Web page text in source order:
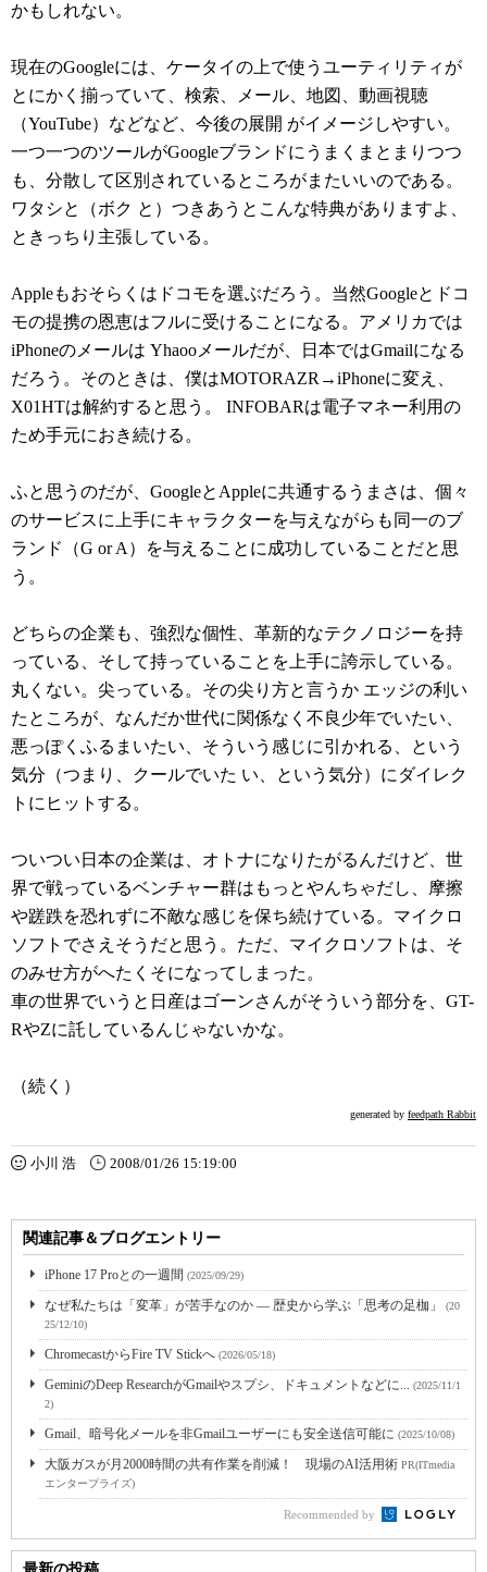
かもしれない。
現在のGoogleには、ケータイの上で使うユーティリティが
とにかく揃っていて、検索、メール、地図、動画視聴
（YouTube）などなど、今後の展開 がイメージしやすい。
一つ一つのツールがGoogleブランドにうまくまとまりつつ
も、分散して区別されているところがまたいいのである。
ワタシと（ボク と）つきあうとこんな特典がありますよ、
ときっちり主張している。
Appleもおそらくはドコモを選ぶだろう。当然Googleとドコ
モの提携の恩恵はフルに受けることになる。アメリカでは
iPhoneのメールは Yhaooメールだが、日本ではGmailになる
だろう。そのときは、僕はMOTORAZR→iPhoneに変え、
X01HTは解約すると思う。 INFOBARは電子マネー利用の
ため手元におき続ける。
ふと思うのだが、GoogleとAppleに共通するうまさは、個々
のサービスに上手にキャラクターを与えながらも同一のブ
ランド（G or A）を与えることに成功していることだと思
う。
どちらの企業も、強烈な個性、革新的なテクノロジーを持
っている、そして持っていることを上手に誇示している。
丸くない。尖っている。その尖り方と言うか エッジの利い
たところが、なんだか世代に関係なく不良少年でいたい、
悪っぽくふるまいたい、そういう感じに引かれる、という
気分（つまり、クールでいた い、という気分）にダイレク
トにヒットする。
ついつい日本の企業は、オトナになりたがるんだけど、世
界で戦っているベンチャー群はもっとやんちゃだし、摩擦
や蹉跌を恐れずに不敵な感じを保ち続けている。マイクロ
ソフトでさえそうだと思う。ただ、マイクロソフトは、そ
のみせ方がへたくそになってしまった。
車の世界でいうと日産はゴーンさんがそういう部分を、GT-
RやZに託しているんじゃないかな。
（続く）
generated by feedpath Rabbit
小川 浩 2008/01/26 15:19:00
関連記事＆ブログエントリー
iPhone 17 Proとの一週間 (2025/09/29)
なぜ私たちは「変革」が苦手なのか ― 歴史から学ぶ「思考の足枷」
(20
25/12/10)
ChromecastからFire TV Stickへ (2026/05/18)
GeminiのDeep ResearchがGmailやスプシ、ドキュメントなどに... (2025/11/1
2)
Gmail、暗号化メールを非Gmailユーザーにも安全送信可能に (2025/10/08)
大阪ガスが月2000時間の共有作業を削減！ 現場のAI活用術 PR(ITmedia
エンタープライズ)
Recommended by